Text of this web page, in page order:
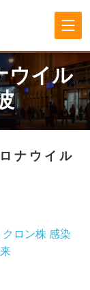
ウイル
ナウイル
クロン株 感染